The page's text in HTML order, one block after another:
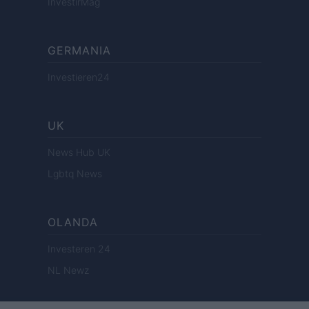
GERMANIA
Investieren24
UK
News Hub UK
Lgbtq News
OLANDA
Investeren 24
NL Newz